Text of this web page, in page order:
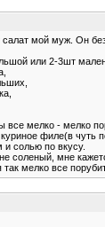
салат мой муж. Он
или 2-3шт
все мелко - мелко
филе(в чуть
солью по вкусу.
соленый, мне
мелко все